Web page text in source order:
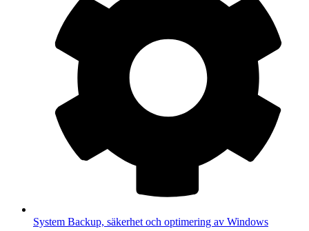
System Backup, säkerhet och optimering av Windows